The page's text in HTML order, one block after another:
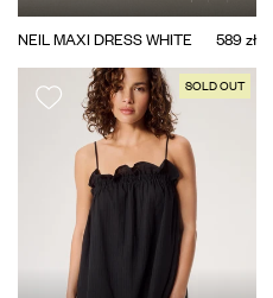
NEIL MAXI DRESS WHITE 589 zł
SOLD OUT